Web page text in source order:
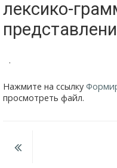
лексико-
.
Нажмите на ссылку
просмотреть файл.